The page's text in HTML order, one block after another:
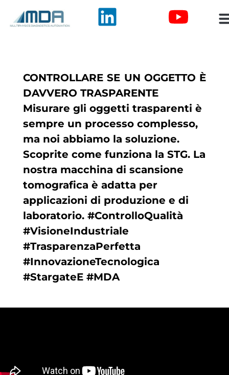
CONTROLLARE SE UN OGGETTO È
DAVVERO TRASPARENTE
Misurare gli oggetti trasparenti è
sempre un processo complesso,
ma noi abbiamo la soluzione.
Scoprite come funziona la STG. La
nostra macchina di scansione
tomografica è adatta per
applicazioni di produzione e di
laboratorio. #ControlloQualità
#VisioneIndustriale
#TrasparenzaPerfetta
#InnovazioneTecnologica
#StargateE #MDA